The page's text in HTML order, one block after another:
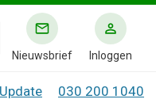
Nieuwsbrief Inloggen
030 200 1040